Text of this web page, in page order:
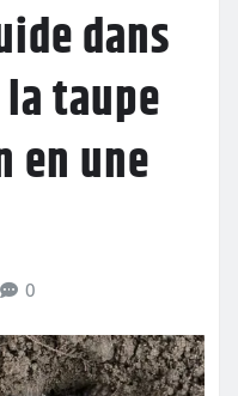
dans
taupe
en une
0